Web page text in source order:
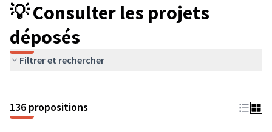
💡 Consulter les projets
déposés
Filtrer et rechercher
136 propositions